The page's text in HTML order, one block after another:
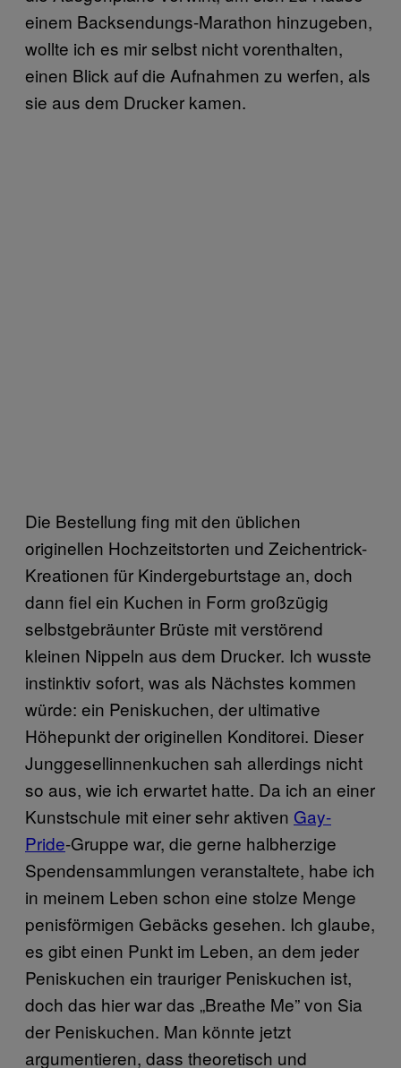
einem Backsendungs-Marathon hinzugeben,
wollte ich es mir selbst nicht vorenthalten,
einen Blick auf die Aufnahmen zu werfen, als
sie aus dem Drucker kamen.
Die Bestellung fing mit den üblichen
originellen Hochzeitstorten und Zeichentrick-
Kreationen für Kindergeburtstage an, doch
dann fiel ein Kuchen in Form großzügig
selbstgebräunter Brüste mit verstörend
kleinen Nippeln aus dem Drucker. Ich wusste
instinktiv sofort, was als Nächstes kommen
würde: ein Peniskuchen, der ultimative
Höhepunkt der originellen Konditorei. Dieser
Junggesellinnenkuchen sah allerdings nicht
so aus, wie ich erwartet hatte. Da ich an einer
Kunstschule mit einer sehr aktiven Gay-
Pride-Gruppe war, die gerne halbherzige
Spendensammlungen veranstaltete, habe ich
in meinem Leben schon eine stolze Menge
penisförmigen Gebäcks gesehen. Ich glaube,
es gibt einen Punkt im Leben, an dem jeder
Peniskuchen ein trauriger Peniskuchen ist,
doch das hier war das „Breathe Me” von Sia
der Peniskuchen. Man könnte jetzt
argumentieren, dass theoretisch und